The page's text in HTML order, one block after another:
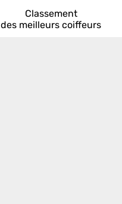
Classement
des meilleurs coiffeurs